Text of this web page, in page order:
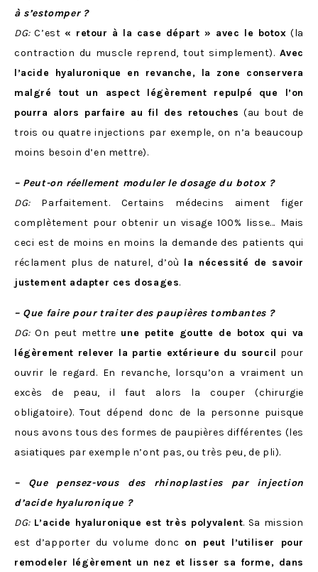
à s’estomper ?
DG:C’est « retour à la case départ » avec le botox (la
contraction du muscle reprend, tout simplement). Avec
l’acide hyaluronique en revanche, la zone conservera
malgré tout un aspect légèrement repulpé
que l’on
pourra alors parfaire au fil des retouches (au bout de
trois ou quatre injections par exemple, on n’a beaucoup
moins besoin d’en mettre).
– Peut-on réellement moduler le dosage du botox ?
DG:Parfaitement. Certains médecins aiment figer
complètement pour obtenir un visage 100% lisse… Mais
ceci est de moins en moins la demande des patients qui
réclament plus de naturel, d’où la nécessité de savoir
justement adapter ces dosages.
– Que faire pour traiter des paupières tombantes ?
DG:On peut mettre une petite goutte de botox qui va
légèrement relever la partie extérieure du sourcil pour
ouvrir le regard. En revanche, lorsqu’on a vraiment un
excès de peau, il faut alors la couper (chirurgie
obligatoire). Tout dépend donc de la personne puisque
nous avons tous des formes de paupières différentes (les
asiatiques par exemple n’ont pas, ou très peu, de pli).
– Que pensez-vous des rhinoplasties par injection
d’acide hyaluronique ?
DG: L’acide hyaluronique est très polyvalent. Sa mission
est d’apporter du volume donc on peut l’utiliser pour
remodeler légèrement un nez et lisser sa forme, dans